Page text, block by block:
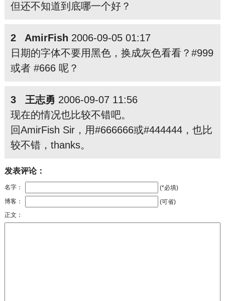
但还不知道到底哪一个好？
2 AmirFish 2006-09-05 01:17
日期的字体不要用黑色，换成灰色看看？#999
或者 #666 呢？
3 王志勇 2006-09-07 11:56
现在的情况也比较不错吧。
回AmirFish Sir，用#666666或#444444，也比
较不错，thanks。
发表评论：
名字：
(*必填)
博客：
(可省)
正文：